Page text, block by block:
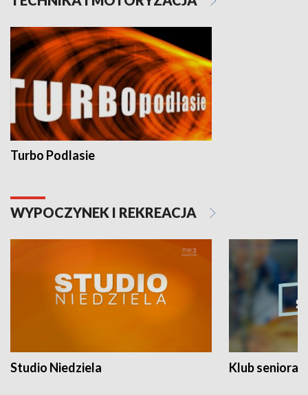
Turbo Podlasie
WYPOCZYNEK I REKREACJA
Studio Niedziela Klub seniora